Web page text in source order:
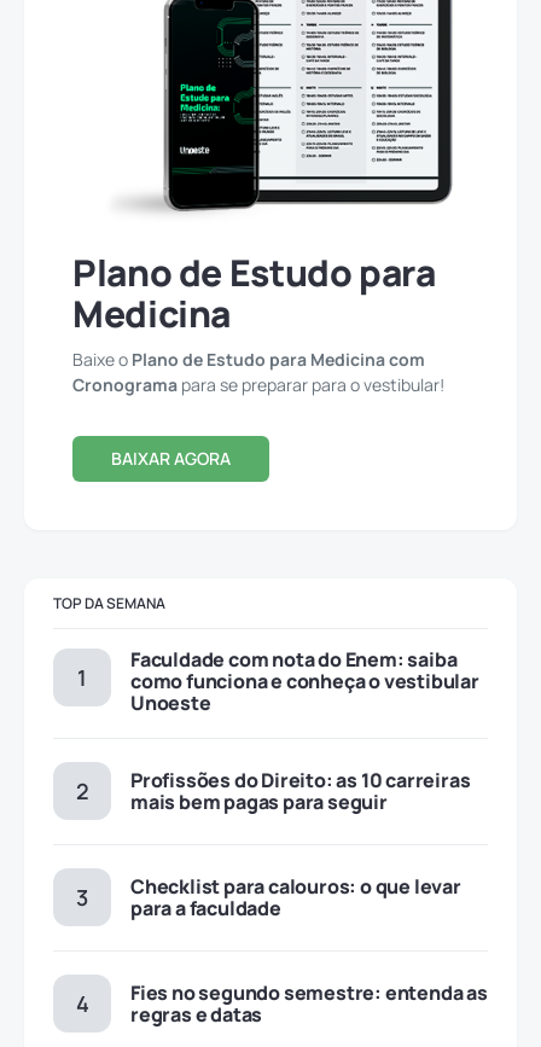
Plano de Estudo para
Medicina
Baixe o Plano de Estudo para Medicina com
Cronograma para se preparar para o vestibular!
BAIXAR AGORA
TOP DA SEMANA
Faculdade com nota do Enem: saiba
como funciona e conheça o vestibular
Unoeste
Profissões do Direito: as 10 carreiras
mais bem pagas para seguir
Checklist para calouros: o que levar
para a faculdade
Fies no segundo semestre: entenda as
regras e datas